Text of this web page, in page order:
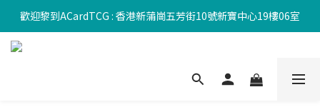
歡迎黎到ACardTCG : 香港新蒲崗五芳街10號新寶中心19樓06室